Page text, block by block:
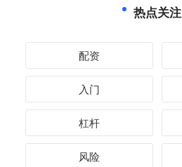
热点关注
配资
入门
杠杆
风险